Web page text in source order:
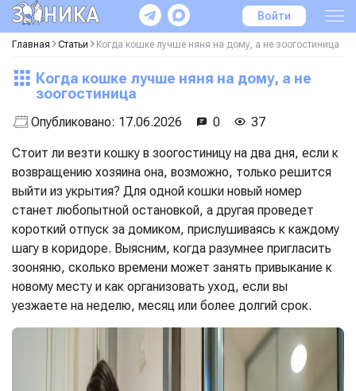
Войти
Главная Статьи Когда кошке лучше няня на дому, а не зоогостиница
Когда кошке лучше няня на дому, а не
зоогостиница
Опубликовано: 17.06.2026 0 37
Стоит ли везти кошку в зоогостиницу на два дня, если к
возвращению хозяина она, возможно, только решится
выйти из укрытия? Для одной кошки новый номер
станет любопытной остановкой, а другая проведет
короткий отпуск за домиком, прислушиваясь к каждому
шагу в коридоре. Выясним, когда разумнее пригласить
зооняню, сколько времени может занять привыкание к
новому месту и как организовать уход, если вы
уезжаете на неделю, месяц или более долгий срок.